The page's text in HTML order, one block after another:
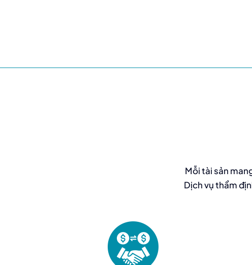
Mỗi tài sản
Dịch vụ thẩm
Thẩm định giá phục vụ chủ tài sản, nhà đầu
tư hoặc doanh nghiệp trong các hoạt